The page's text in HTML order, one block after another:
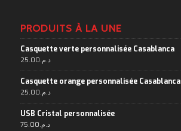
PRODUITS À LA UNE
Casquette verte personnalisée Casablanca
د.م.25.00
Casquette orange personnalisée Casablanca
د.م.25.00
USB Cristal personnalisée
د.م.75.00